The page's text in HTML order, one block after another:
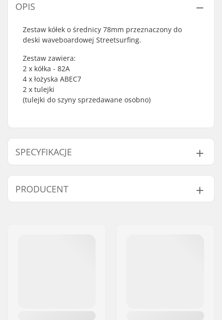
OPIS
Zestaw kółek o średnicy 78mm przeznaczony do
deski waveboardowej Streetsurfing.
Zestaw zawiera:
2 x kółka - 82A
4 x łożyska ABEC7
2 x tulejki
(tulejki do szyny sprzedawane osobno)
SPECYFIKACJE
Średnica koła: 78mm
PRODUCENT